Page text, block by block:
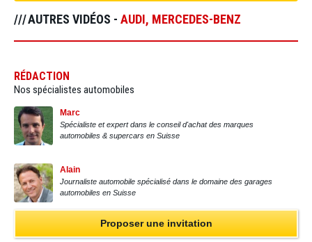
AUTRES VIDÉOS - AUDI, MERCEDES-BENZ
RÉDACTION
Nos spécialistes automobiles
Marc
Spécialiste et expert dans le conseil d'achat des marques
automobiles & supercars en Suisse
Alain
Journaliste automobile spécialisé dans le domaine des garages
automobiles en Suisse
Proposer une invitation